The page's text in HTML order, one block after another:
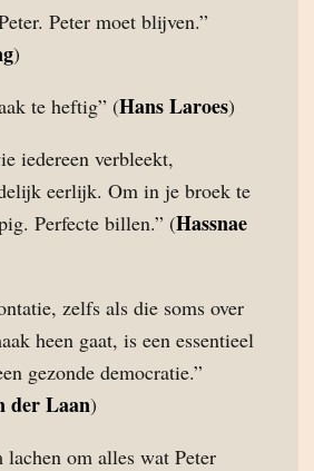
Peter moet blijven.”
)
te heftig” (Hans Laroes)
iedereen verbleekt,
eerlijk. Om in je broek te
Perfecte billen.” (Hassnae
zelfs als die soms over
heen gaat, is een essentieel
gezonde democratie.”
der Laan)
om alles wat Peter